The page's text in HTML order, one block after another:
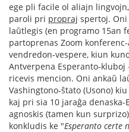
ege pli facile ol aliajn
paroli pri propraj spertoj.
laŭtlegis (en programo 15an
partoprenas Zoom
vendredon-vespere, kiun
Antverpena Esperanto-
ricevis mencion. Oni ankaŭ
Vashingtono-ŝtato (Usono)
kaj pri sia 10 jaraĝa
agnoskis (tamen kun
konkludis ke "Esperanto certe